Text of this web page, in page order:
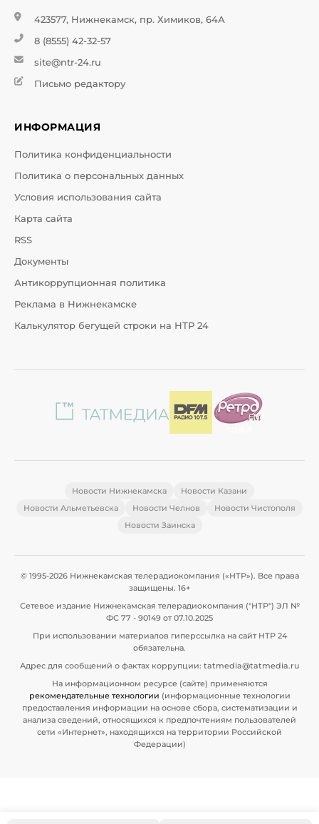
423577, Нижнекамск, пр. Химиков, 64А
8 (8555) 42-32-57
site@ntr-24.ru
Письмо редактору
ИНФОРМАЦИЯ
Политика конфиденциальности
Политика о персональных данных
Условия использования сайта
Карта сайта
RSS
Документы
Антикоррупционная политика
Реклама в Нижнекамске
Калькулятор бегущей строки на НТР 24
Новости Нижнекамска
Новости Казани
Новости Альметьевска
Новости Челнов
Новости Чистополя
Новости Заинска
© 1995-2026 Нижнекамская телерадиокомпания («НТР»). Все права
защищены. 16+
Сетевое издание Нижнекамская телерадиокомпания ("НТР") ЭЛ №
ФС 77 - 90149 от 07.10.2025
При использовании материалов гиперссылка на сайт НТР 24
обязательна.
Адрес для сообщений о фактах коррупции: tatmedia@tatmedia.ru
На информационном ресурсе (сайте) применяются
рекомендательные технологии (информационные технологии
предоставления информации на основе сбора, систематизации и
анализа сведений, относящихся к предпочтениям пользователей
сети «Интернет», находящихся на территории Российской
Федерации)